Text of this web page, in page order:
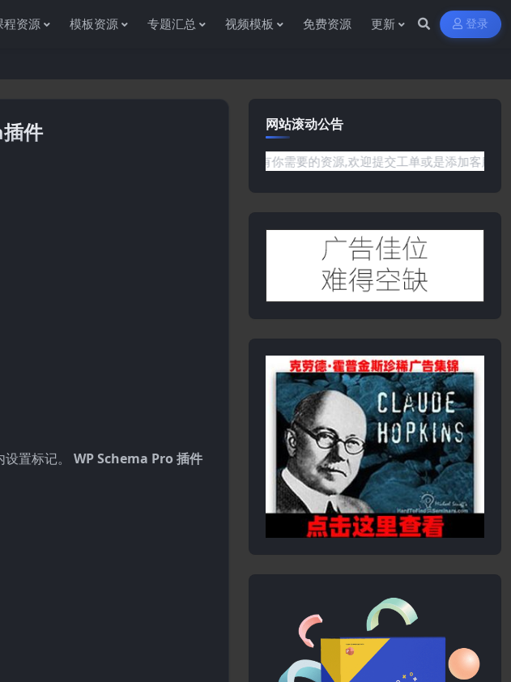
程资源 模板资源 专题汇总 视频模板 免费资源 更新 登录
件
置标记。 WP Schema Pro 插件
网站滚动公告
息资源!如果遇到任何问题或是网站没有你需要的资源,欢迎提交工单或是添加客服微信